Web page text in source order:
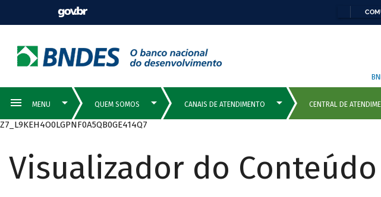
Z7_L9KEH4O0LGPNF0A5QB0GE414Q7
Visualizador do